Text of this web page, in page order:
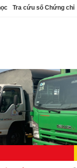
Tra cứu số Chứng chỉ